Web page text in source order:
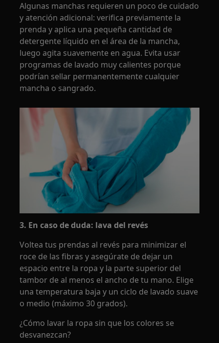
Algunas manchas requieren un poco de cuidado
y atención adicional: verifica previamente la
prenda y aplica una pequeña cantidad de
detergente líquido en el área de la mancha,
luego agita suavemente en agua. Evita usar
programas de lavado muy calientes porque
podrían sellar permanentemente cualquier
mancha o sangrado.
3. En caso de duda: lava del revés
Voltea tus prendas al revés para minimizar el
roce de las fibras y asegúrate de dejar un
espacio entre la ropa y la parte superior del
tambor de al menos el ancho de tu mano. Elige
una temperatura baja y un ciclo de lavado suave
o medio (máximo 30 grados).
¿Cómo lavar la ropa sin que los colores se
desvanezcan?